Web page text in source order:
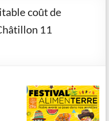
coût de
11